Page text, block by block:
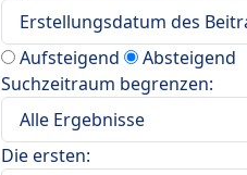
Aufsteigend
Absteigend
Suchzeitraum begrenzen:
Die ersten: